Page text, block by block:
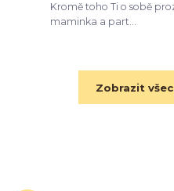
Kromě toho Ti o sobě
maminka a part...
Zobrazit